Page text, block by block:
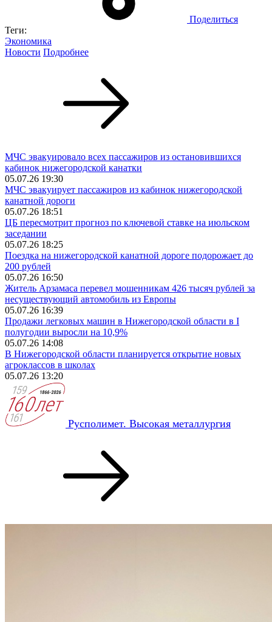
Поделиться
Теги:
Экономика
Новости Подробнее
МЧС эвакуировало всех пассажиров из остановившихся
кабинок нижегородской канатки
05.07.26 19:30
МЧС эвакуирует пассажиров из кабинок нижегородской
канатной дороги
05.07.26 18:51
ЦБ пересмотрит прогноз по ключевой ставке на июльском
заседании
05.07.26 18:25
Поездка на нижегородской канатной дороге подорожает до
200 рублей
05.07.26 16:50
Житель Арзамаса перевел мошенникам 426 тысяч рублей за
несуществующий автомобиль из Европы
05.07.26 16:39
Продажи легковых машин в Нижегородской области в I
полугодии выросли на 10,9%
05.07.26 14:08
В Нижегородской области планируется открытие новых
агроклассов в школах
05.07.26 13:20
Русполимет. Высокая металлургия